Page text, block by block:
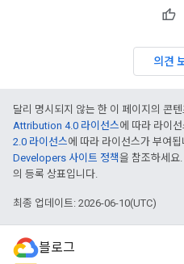
의견
달리 명시되지 않는 한 이 페이지의 콘
Attribution 4.0 라이선스에 따라 라이
2.0 라이선스에 따라 라이선스가 부여
Developers 사이트 정책을 참조하세요
의 등록 상표입니다.
최종 업데이트: 2026-06-10(UTC)
블로그